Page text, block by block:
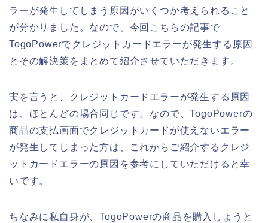
ラーが発生してしまう原因がいくつか考えられること
が分かりました。なので、今回こちらの記事で
TogoPowerでクレジットカードエラーが発生する原因
とその解決策をまとめて紹介させていただきます。
実を言うと、クレジットカードエラーが発生する原因
は、ほとんどの場合同じです。なので、TogoPowerの
商品の支払画面でクレジットカードが使えないエラー
が発生してしまった方は、これからご紹介するクレジ
ットカードエラーの原因を参考にしていただけると幸
いです。
ちなみに私自身が、TogoPowerの商品を購入しようと